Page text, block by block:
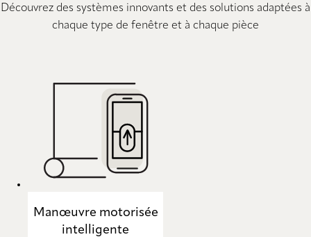
Découvrez des systèmes innovants et des solutions adaptées à
chaque type de fenêtre et à chaque pièce
Manœuvre motorisée
intelligente